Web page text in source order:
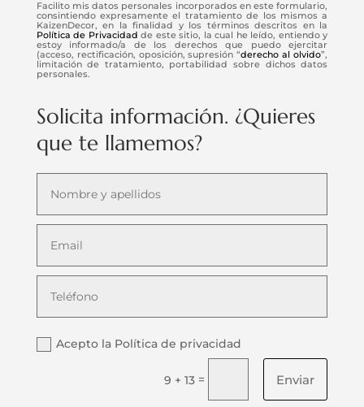
Facilito mis datos personales incorporados en este formulario,
consintiendo expresamente el tratamiento de los mismos a
KaizenDecor, en la finalidad y los términos descritos en la
Política de Privacidad de este sitio, la cual he leído, entiendo y
estoy informado/a de los derechos que puedo ejercitar
(acceso, rectificación, oposición, supresión “derecho al olvido”,
limitación de tratamiento, portabilidad sobre dichos datos
personales.
Solicita información. ¿Quieres
que te llamemos?
Acepto la Política de privacidad
9 + 13 = Enviar